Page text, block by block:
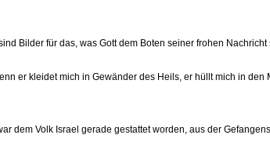
Bilder für das, was Gott dem Boten seiner frohen
er kleidet mich in Gewänder des Heils, er hüllt mich in
dem Volk Israel gerade gestattet worden, aus der